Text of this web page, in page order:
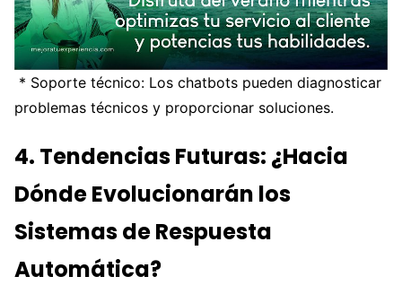
* Soporte técnico: Los chatbots pueden diagnosticar
problemas técnicos y proporcionar soluciones.
4. Tendencias Futuras: ¿Hacia
Dónde Evolucionarán los
Sistemas de Respuesta
Automática?